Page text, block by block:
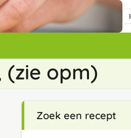
opm)
Zoek een recept